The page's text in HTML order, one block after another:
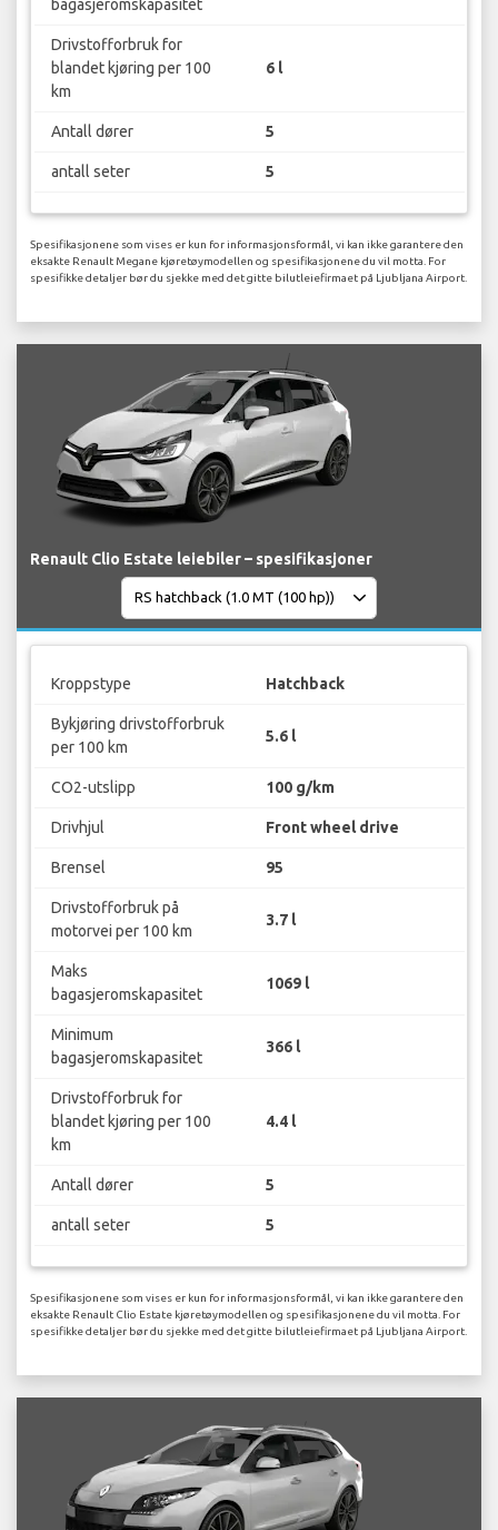
bagasjeromskapasitet
Drivstofforbruk for
blandet kjøring per 100
km
6 l
Antall dører 5
antall seter 5
Spesifikasjonene som vises er kun for informasjonsformål, vi kan ikke garantere den
eksakte Renault Megane kjøretøymodellen og spesifikasjonene du vil motta. For
spesifikke detaljer bør du sjekke med det gitte bilutleiefirmaet på Ljubljana Airport.
Renault Clio Estate leiebiler – spesifikasjoner
Kroppstype Hatchback
Bykjøring drivstofforbruk
per 100 km
5.6 l
CO2-utslipp 100 g/km
Drivhjul Front wheel drive
Brensel 95
Drivstofforbruk på
motorvei per 100 km
3.7 l
Maks
bagasjeromskapasitet
1069 l
Minimum
bagasjeromskapasitet
366 l
Drivstofforbruk for
blandet kjøring per 100
km
4.4 l
Antall dører 5
antall seter 5
Spesifikasjonene som vises er kun for informasjonsformål, vi kan ikke garantere den
eksakte Renault Clio Estate kjøretøymodellen og spesifikasjonene du vil motta. For
spesifikke detaljer bør du sjekke med det gitte bilutleiefirmaet på Ljubljana Airport.